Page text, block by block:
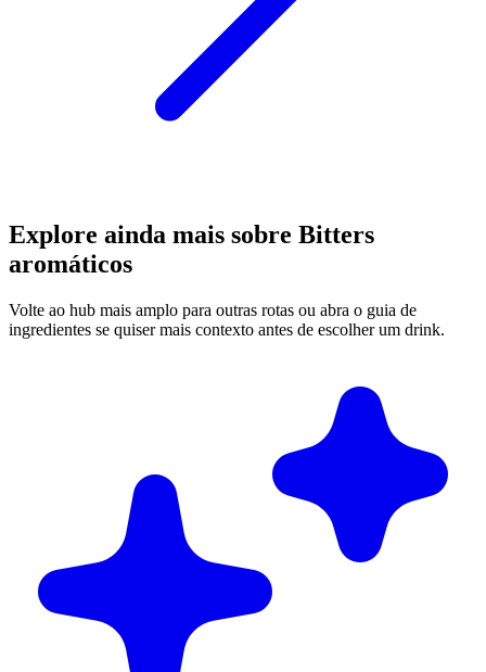
Explore ainda mais sobre Bitters
aromáticos
Volte ao hub mais amplo para outras rotas ou abra o guia de
ingredientes se quiser mais contexto antes de escolher um drink.